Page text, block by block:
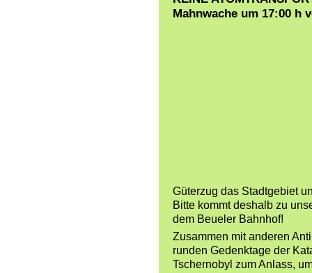
Mahnwache um 17:00 h
Güterzug das Stadtgebiet
Bitte kommt deshalb zu
dem Beueler Bahnhof!
Zusammen mit anderen
runden Gedenktage der
Tschernobyl zum Anlass,